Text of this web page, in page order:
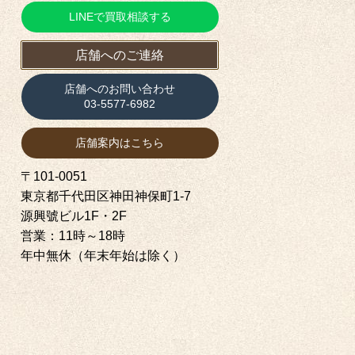
LINEで買取相談する
店舗へのご連絡
店舗へのお問い合わせ
03-5577-6982
店舗案内はこちら
〒101-0051
東京都千代田区神田神保町1‐7
源興號ビル1F・2F
営業：11時～18時
年中無休（年末年始は除く）